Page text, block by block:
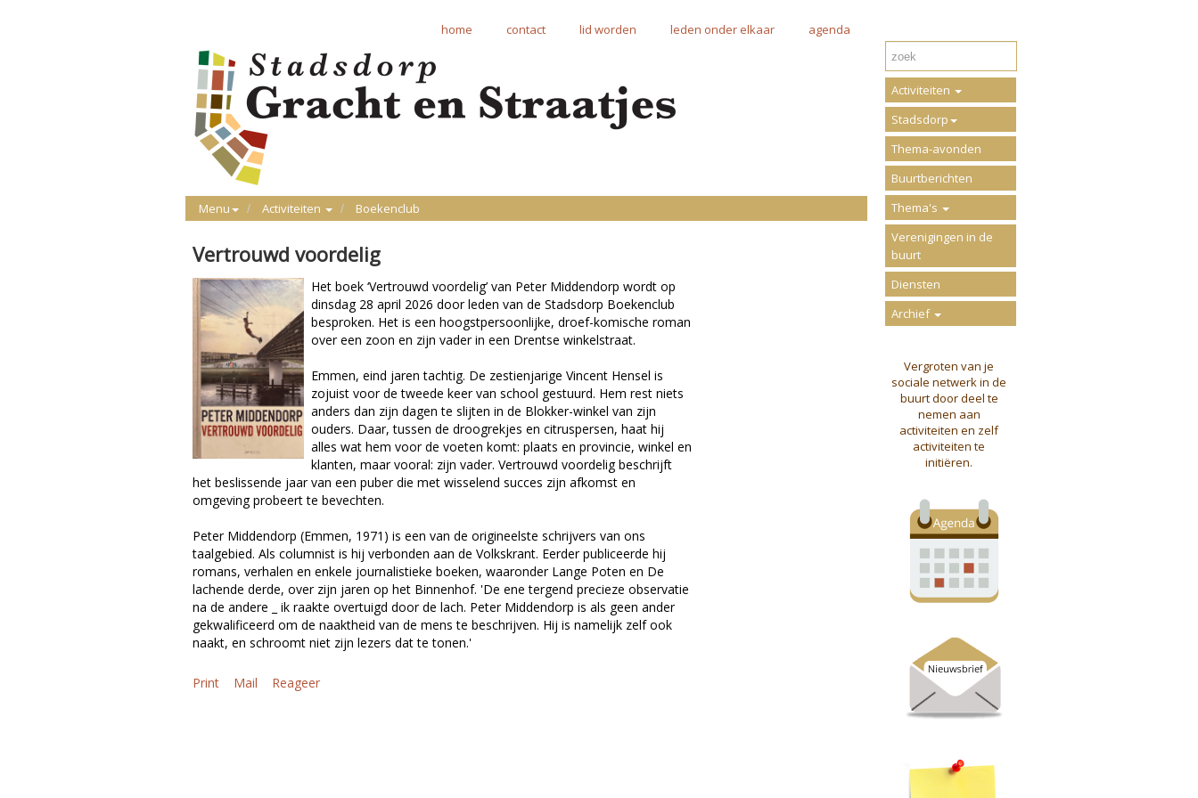
home contact lid worden leden onder elkaar agenda
Menu Activiteiten Boekenclub
Vertrouwd voordelig
Het boek ‘Vertrouwd voordelig’ van Peter Middendorp wordt op
dinsdag 28 april 2026 door leden van de Stadsdorp Boekenclub
besproken. Het is een hoogstpersoonlijke, droef-komische roman
over een zoon en zijn vader in een Drentse winkelstraat.
Emmen, eind jaren tachtig. De zestienjarige Vincent Hensel is
zojuist voor de tweede keer van school gestuurd. Hem rest niets
anders dan zijn dagen te slijten in de Blokker-winkel van zijn
ouders. Daar, tussen de droogrekjes en citruspersen, haat hij
alles wat hem voor de voeten komt: plaats en provincie, winkel en
klanten, maar vooral: zijn vader. Vertrouwd voordelig beschrijft
het beslissende jaar van een puber die met wisselend succes zijn afkomst en
omgeving probeert te bevechten.
Peter Middendorp (Emmen, 1971) is een van de origineelste schrijvers van ons
taalgebied. Als columnist is hij verbonden aan de Volkskrant. Eerder publiceerde hij
romans, verhalen en enkele journalistieke boeken, waaronder Lange Poten en De
lachende derde, over zijn jaren op het Binnenhof. 'De ene tergend precieze observatie
na de andere _ ik raakte overtuigd door de lach. Peter Middendorp is als geen ander
gekwalificeerd om de naaktheid van de mens te beschrijven. Hij is namelijk zelf ook
naakt, en schroomt niet zijn lezers dat te tonen.'
Print Mail Reageer
Activiteiten
Stadsdorp
Thema-avonden
Buurtberichten
Thema's
Verenigingen in de
buurt
Diensten
Archief
Vergroten van je
sociale netwerk in de
buurt door deel te
nemen aan
activiteiten en zelf
activiteiten te
initiëren.